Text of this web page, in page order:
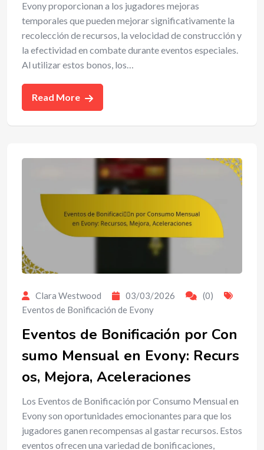
Evony proporcionan a los jugadores mejoras
temporales que pueden mejorar significativamente la
recolección de recursos, la velocidad de construcción y
la efectividad en combate durante eventos especiales.
Al utilizar estos bonos, los…
Read More
Clara Westwood 03/03/2026
(0)
Eventos de Bonificación de Evony
Eventos de Bonificación por Con
sumo Mensual en Evony: Recurs
os, Mejora, Aceleraciones
Los Eventos de Bonificación por Consumo Mensual en
Evony son oportunidades emocionantes para que los
jugadores ganen recompensas al gastar recursos. Estos
eventos ofrecen una variedad de bonificaciones,